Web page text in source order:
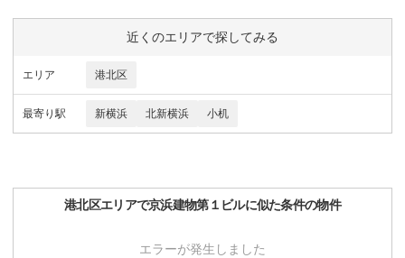
近くのエリアで探してみる
エリア 港北区
最寄り駅 新横浜 北新横浜 小机
港北区エリアで京浜建物第１ビルに似た条件の物件
エラーが発生しました